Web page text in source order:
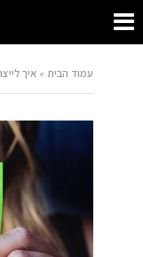
עמוד הבית »איך